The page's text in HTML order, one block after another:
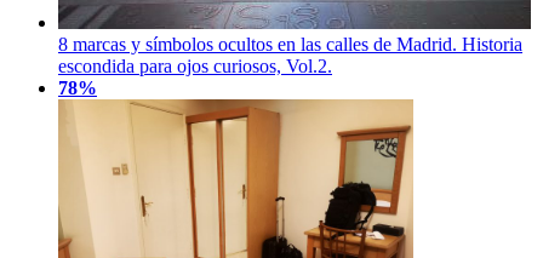
8 marcas y símbolos ocultos en las calles de Madrid. Historia
escondida para ojos curiosos, Vol.2.
78%